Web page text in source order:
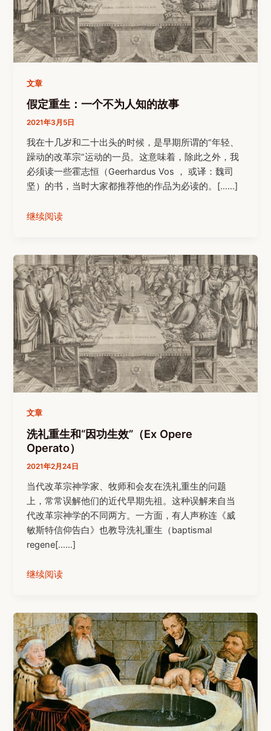
文章
假定重生：一个不为人知的故事
2021年3月5日
我在十几岁和二十出头的时候，是早期所谓的“年轻、
躁动的改革宗”运动的一员。这意味着，除此之外，我
必须读一些霍志恒（Geerhardus Vos ， 或译：魏司
坚）的书，当时大家都推荐他的作品为必读的。[……]
继续阅读
文章
洗礼重生和“因功生效”（Ex Opere
Operato）
2021年2月24日
当代改革宗神学家、牧师和会友在洗礼重生的问题
上，常常误解他们的近代早期先祖。这种误解来自当
代改革宗神学的不同两方。一方面，有人声称连《威
敏斯特信仰告白》也教导洗礼重生（baptismal
regene[……]
继续阅读